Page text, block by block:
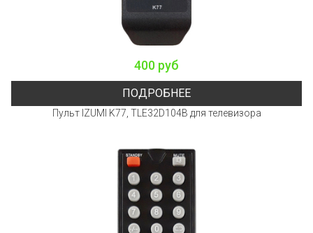
400 руб
ПОДРОБНЕЕ
Пульт IZUMI K77, TLE32D104B для телевизора